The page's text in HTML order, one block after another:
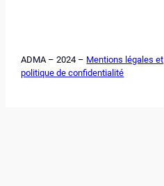
ADMA – 2024 – Mentions légales et
politique de confidentialité